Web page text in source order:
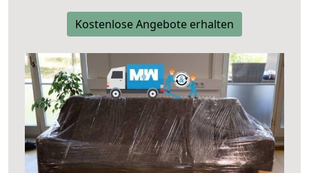
Kostenlose Angebote erhalten